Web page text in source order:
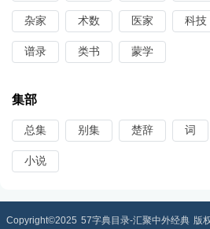
杂家 术数 医家 科技
谱录 类书 蒙学
集部
总集 别集 楚辞 词
小说
Copyright©2025 57字典目录-汇聚中外经典 版